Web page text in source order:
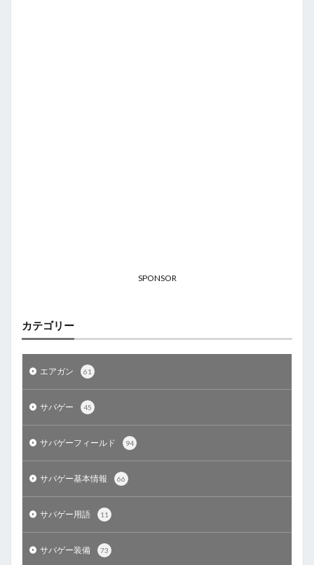
SPONSOR
カテゴリー
エアガン 61
サバゲー 45
サバゲーフィールド 94
サバゲー基本情報 66
サバゲー用語 11
サバゲー装備 73